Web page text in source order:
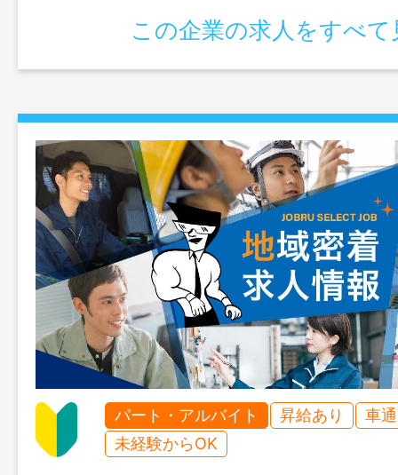
更範囲：変更なし】
この企業の求人をすべて
パート・アルバイト 昇給あり
車
未経験からOK